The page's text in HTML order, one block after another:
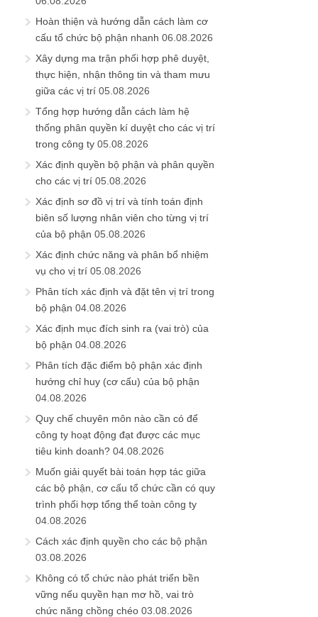
Hoàn thiện và hướng dẫn cách làm cơ
cấu tổ chức bộ phận nhanh 06.08.2026
Xây dựng ma trận phối hợp phê duyệt,
thực hiện, nhận thông tin và tham mưu
giữa các vị trí 05.08.2026
Tổng hợp hướng dẫn cách làm hệ
thống phân quyền kí duyệt cho các vị trí
trong công ty 05.08.2026
Xác định quyền bộ phận và phân quyền
cho các vị trí 05.08.2026
Xác định sơ đồ vị trí và tính toán định
biên số lượng nhân viên cho từng vị trí
của bộ phận 05.08.2026
Xác định chức năng và phân bổ nhiệm
vụ cho vị trí 05.08.2026
Phân tích xác định và đặt tên vị trí trong
bộ phận 04.08.2026
Xác định mục đích sinh ra (vai trò) của
bộ phận 04.08.2026
Phân tích đặc điểm bộ phận xác định
hướng chỉ huy (cơ cấu) của bộ phận
04.08.2026
Quy chế chuyên môn nào cần có để
công ty hoạt động đạt được các mục
tiêu kinh doanh? 04.08.2026
Muốn giải quyết bài toán hợp tác giữa
các bộ phận, cơ cấu tổ chức cần có quy
trình phối hợp tổng thể toàn công ty
04.08.2026
Cách xác định quyền cho các bộ phận
03.08.2026
Không có tổ chức nào phát triển bền
vững nếu quyền hạn mơ hồ, vai trò
chức năng chồng chéo 03.08.2026